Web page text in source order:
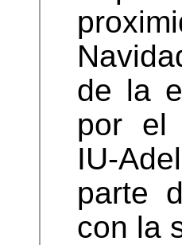
de la
por el
IU-
parte
con la